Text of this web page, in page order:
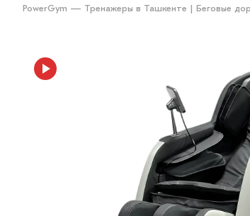
PowerGym — Тренажеры в Ташкенте | Беговые